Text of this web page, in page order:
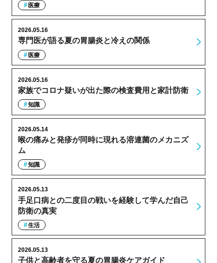
医療
専門医が語る夏の胃腸炎と冷えの関係
2026.05.16
医療
家族でコロナ疑いが出た際の検査費用と家計防衛
2026.05.16
知識
喉の痛みと発疹が同時に現れる溶連菌のメカニズ
ム
2026.05.14
知識
手足口病との二度目の戦いを経験して学んだ自己
防衛の真実
2026.05.13
生活
子供と高齢者を守る夏の胃腸炎ケアガイド
2026.05.13